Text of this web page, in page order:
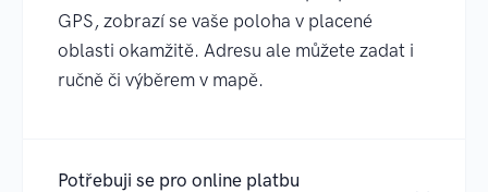
GPS, zobrazí se vaše poloha v placené
oblasti okamžitě. Adresu ale můžete zadat i
ručně či výběrem v mapě.
Potřebuji se pro online platbu